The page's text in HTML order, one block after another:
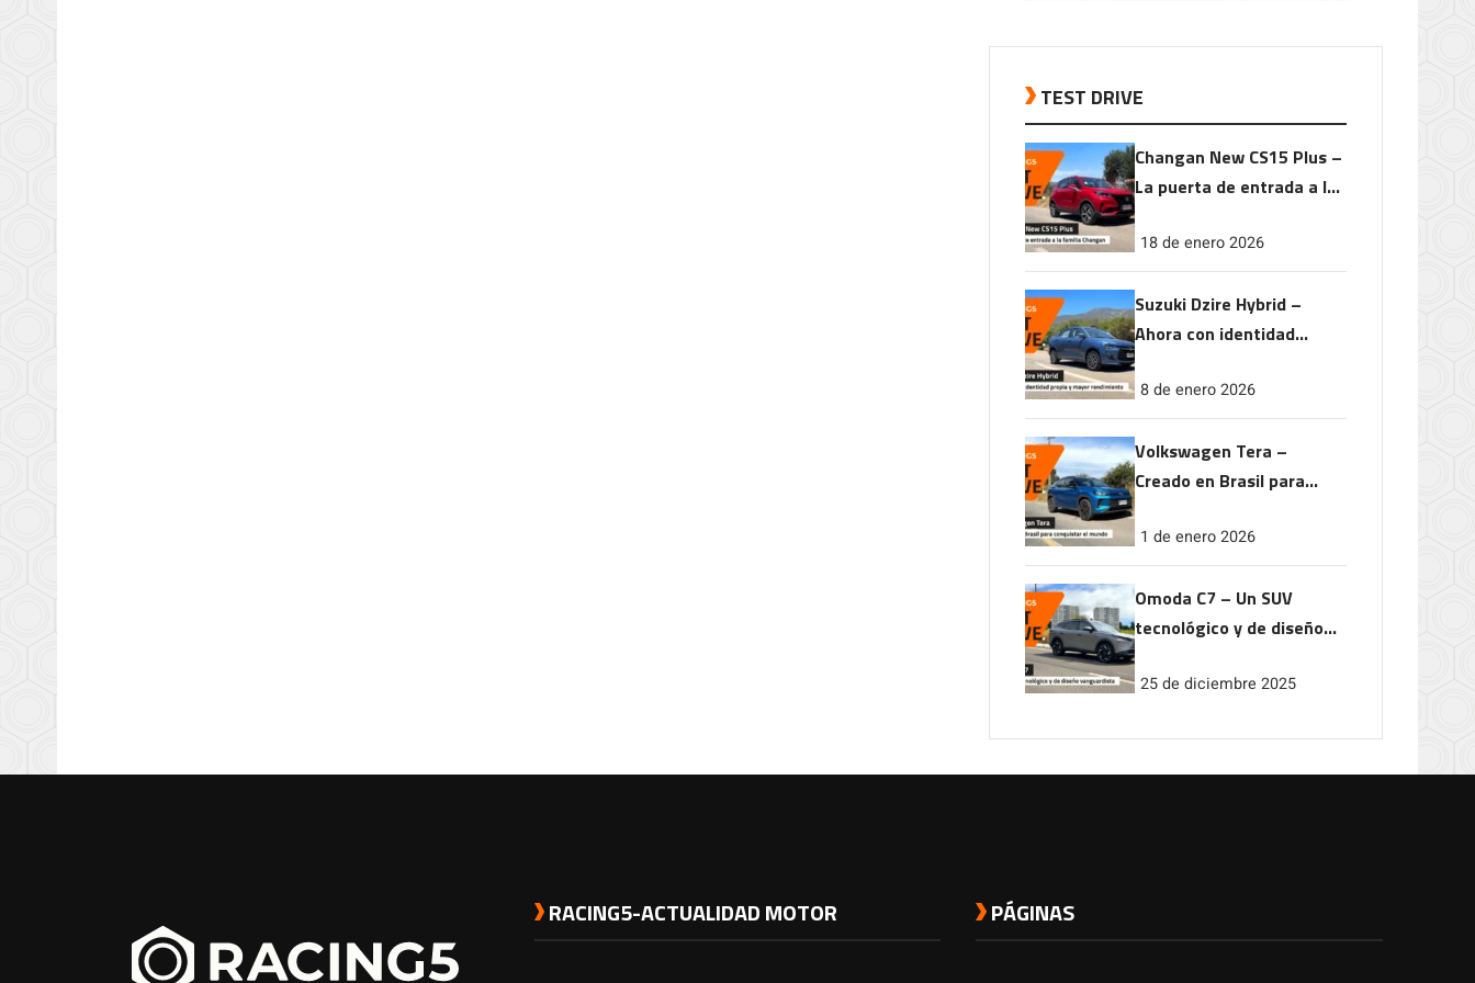
TEST DRIVE
Changan New CS15 Plus –
La puerta de entrada a la
18 de enero 2026
Suzuki Dzire Hybrid –
Ahora con identidad
rendimiento
8 de enero 2026
Volkswagen Tera –
Creado en Brasil para
1 de enero 2026
Omoda C7 – Un SUV
tecnológico y de diseño
25 de diciembre 2025
RACING5-ACTUALIDAD MOTOR PÁGINAS